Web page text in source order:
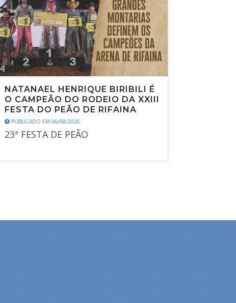
NATANAEL HENRIQUE BIRIBILI É
O CAMPEÃO DO RODEIO DA XXIII
FESTA DO PEÃO DE RIFAINA
PUBLICADO EM 06/08/2026
23ª FESTA DE PEÃO